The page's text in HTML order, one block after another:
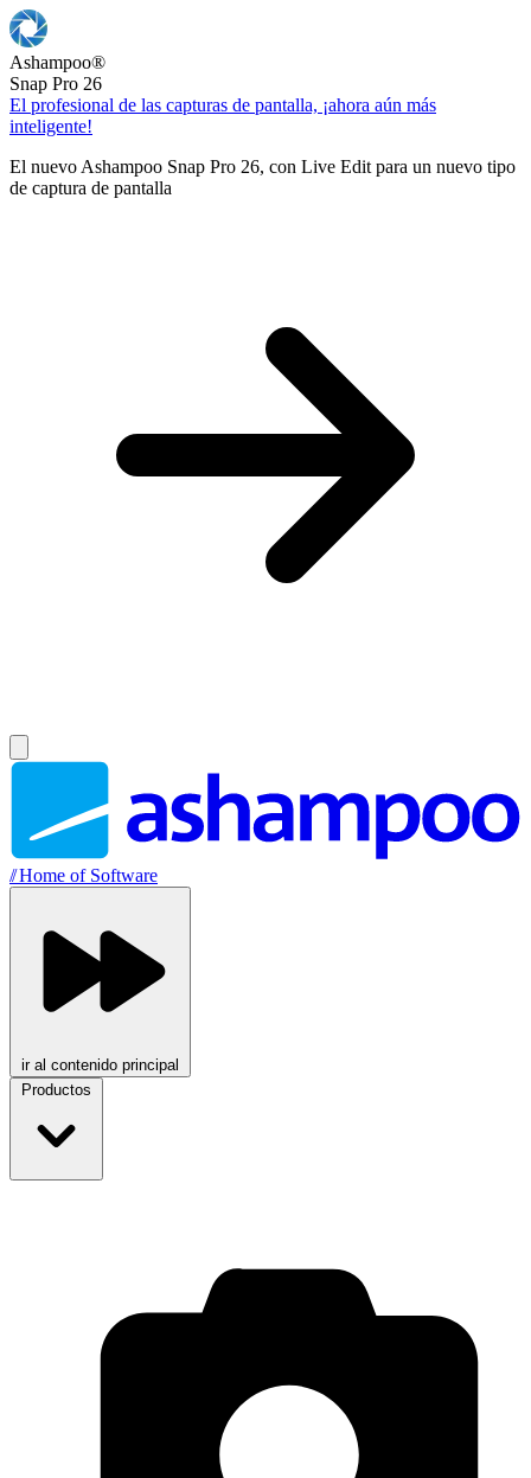
Ashampoo®
Snap Pro 26
El profesional de las capturas de pantalla, ¡ahora aún más
inteligente!
El nuevo Ashampoo Snap Pro 26, con Live Edit para un nuevo tipo
de captura de pantalla
//Home of Software
ir al contenido principal
Productos